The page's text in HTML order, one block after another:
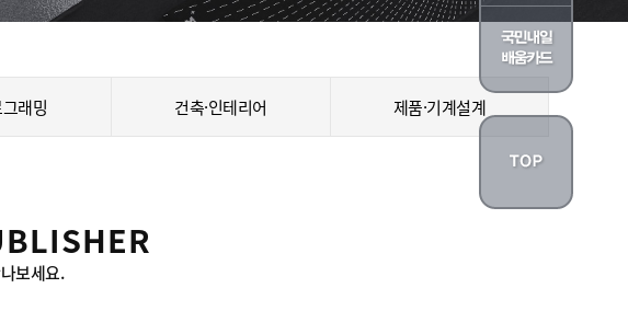
래밍 건축·인테리어 제품·기계설계
보세요.